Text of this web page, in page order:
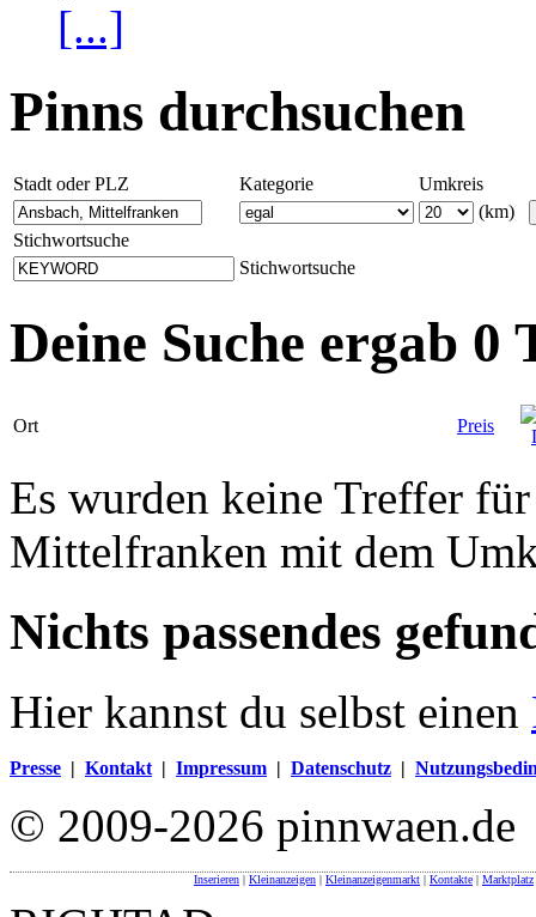
[...]
Pinns durchsuchen
Stadt oder PLZ Kategorie
Umkreis
(km)
Stichwortsuche
Stichwortsuche
Deine Suche ergab 0
Ort Preis
Es wurden keine Treffer
Mittelfranken mit dem
Nichts passendes
Hier kannst du selbst einen
Presse | Kontakt | Impressum | Datenschutz |
© 2009-2026 pinnwaen.de
Inserieren | Kleinanzeigen | Kleinanzeigenmarkt | Kontakte | Marktplatz